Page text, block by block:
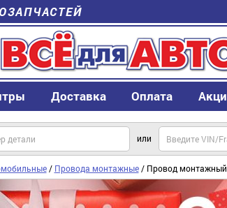
Доставка Оплата
или
/ Провода монтажные/ Провод монтажный